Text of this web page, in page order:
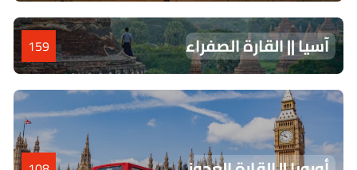
آسيا || القارة الصفراء 159